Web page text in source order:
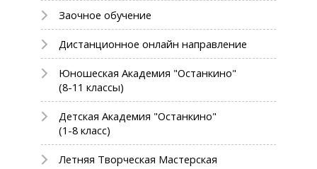
Заочное обучение
Дистанционное онлайн направление
Юношеская Академия "Останкино"
(8-11 классы)
Детская Академия "Останкино"
(1-8 класс)
Летняя Творческая Мастерская